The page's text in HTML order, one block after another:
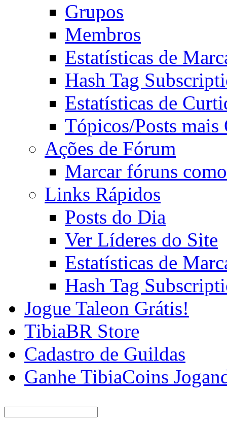
Grupos
Membros
Estatísticas de
Hash Tag
Estatísticas de
Tópicos/Posts mais
Ações de Fórum
Marcar fóruns
Links Rápidos
Posts do Dia
Ver Líderes do Site
Estatísticas de
Hash Tag
Jogue Taleon Grátis!
TibiaBR Store
Cadastro de Guildas
Ganhe TibiaCoins